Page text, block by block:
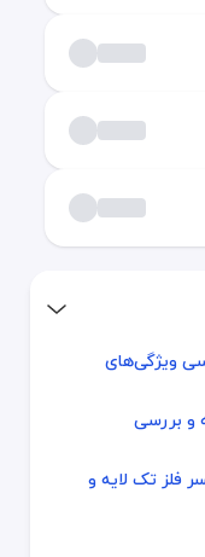
ویژگی‌های تخصصی آن
و بررسی فاکتورهای
فلز تک لایه و اهمیت
لوله اتصالات
ویژگی‌های
و بررسی
فلز تک لایه و